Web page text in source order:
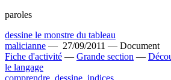
paroles
dessine le monstre du tableau
malicianne — 27/09/2011 — Document
Fiche d'activité — Grande section —
le langage
comprendre dessine indices